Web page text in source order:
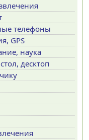
телефоны
GPS
наука
десктоп